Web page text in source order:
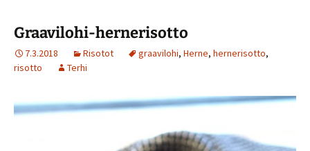
Graavilohi-hernerisotto
7.3.2018 Risotot graavilohi, Herne, hernerisotto,
risotto
Terhi